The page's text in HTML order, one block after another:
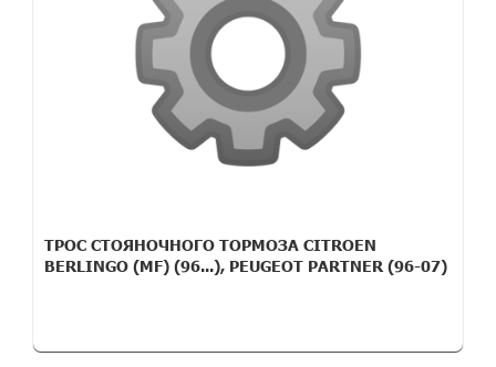
ТРОС СТОЯНОЧНОГО ТОРМОЗА CITROEN
BERLINGO (MF) (96...), PEUGEOT PARTNER (96-07)